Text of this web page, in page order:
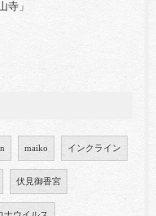
寺」
maiko インクライン
伏見御香宮